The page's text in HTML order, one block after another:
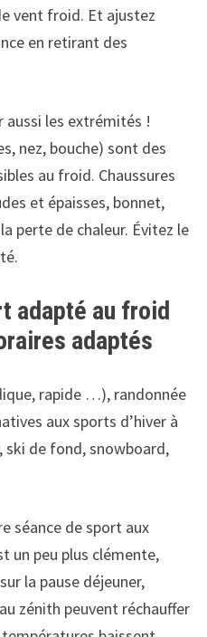
vent froid. Et ajustez
en retirant des
aussi les extrémités !
nez, bouche) sont des
au froid. Chaussures
et épaisses, bonnet,
perte de chaleur. Évitez le
adapté au froid
adaptés
rapide …), randonnée
aux sports d’hiver à
ski de fond, snowboard,
séance de sport aux
un peu plus clémente,
la pause déjeuner,
zénith peuvent réchauffer